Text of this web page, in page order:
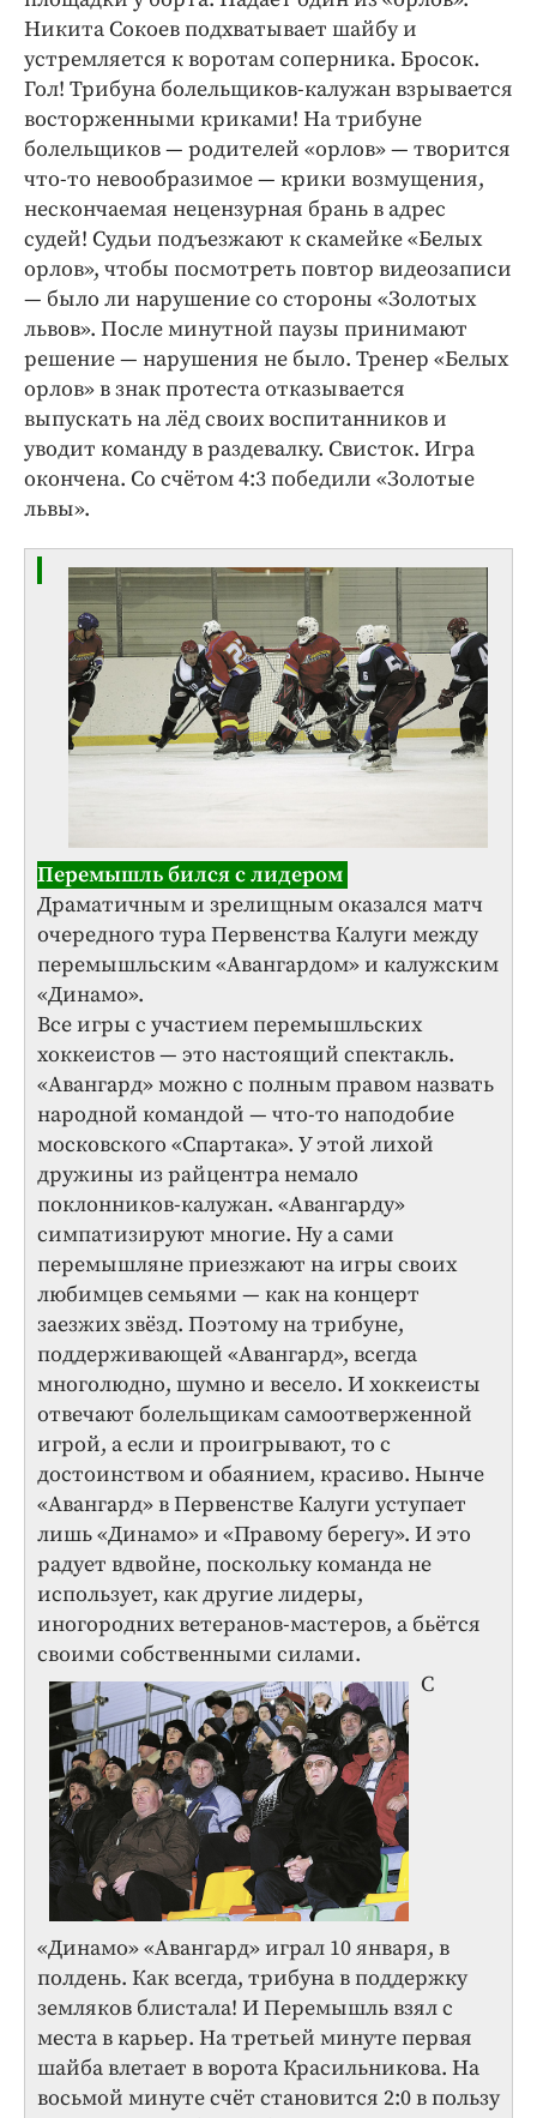
Никита Сокоев подхватывает шайбу и
устремляется к воротам соперника. Бросок.
Гол! Трибуна болельщиков-калужан взрывается
восторженными криками! На трибуне
болельщиков — родителей «орлов» — творится
что-то невообразимое — крики возмущения,
нескончаемая нецензурная брань в адрес
судей! Судьи подъезжают к скамейке «Белых
орлов», чтобы посмотреть повтор видеозаписи
— было ли нарушение со стороны «Золотых
львов». После минутной паузы принимают
решение — нарушения не было. Тренер «Белых
орлов» в знак протеста отказывается
выпускать на лёд своих воспитанников и
уводит команду в раздевалку. Свисток. Игра
окончена. Со счётом 4:3 победили «Золотые
львы».
Перемышль бился с лидером
Драматичным и зрелищным оказался матч
очередного тура Первенства Калуги между
перемышльским «Авангардом» и калужским
«Динамо».
Все игры с участием перемышльских
хоккеистов — это настоящий спектакль.
«Авангард» можно с полным правом назвать
народной командой — что-то наподобие
московского «Спартака». У этой лихой
дружины из райцентра немало
поклонников-калужан. «Авангарду»
симпатизируют многие. Ну а сами
перемышляне приезжают на игры своих
любимцев семьями — как на концерт
заезжих звёзд. Поэтому на трибуне,
поддерживающей «Авангард», всегда
многолюдно, шумно и весело. И хоккеисты
отвечают болельщикам самоотверженной
игрой, а если и проигрывают, то с
достоинством и обаянием, красиво. Нынче
«Авангард» в Первенстве Калуги уступает
лишь «Динамо» и «Правому берегу». И это
радует вдвойне, поскольку команда не
использует, как другие лидеры,
иногородних ветеранов-мастеров, а бьётся
своими собственными силами.
С
«Динамо» «Авангард» играл 10 января, в
полдень. Как всегда, трибуна в поддержку
земляков блистала! И Перемышль взял с
места в карьер. На третьей минуте первая
шайба влетает в ворота Красильникова. На
восьмой минуте счёт становится 2:0 в пользу